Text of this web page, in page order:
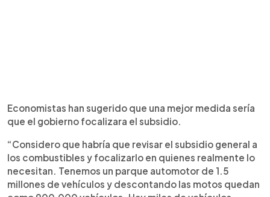
Economistas han sugerido que una mejor medida sería
que el gobierno focalizara el subsidio.
“Considero que habría que revisar el subsidio general a
los combustibles y focalizarlo en quienes realmente lo
necesitan. Tenemos un parque automotor de 1.5
millones de vehículos y descontando las motos quedan